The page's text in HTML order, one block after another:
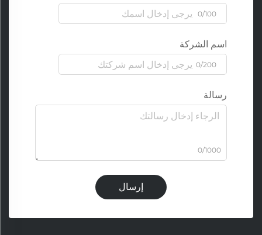
0/100
اسم الشركة
0/200
رسالة
0/1000
إرسال